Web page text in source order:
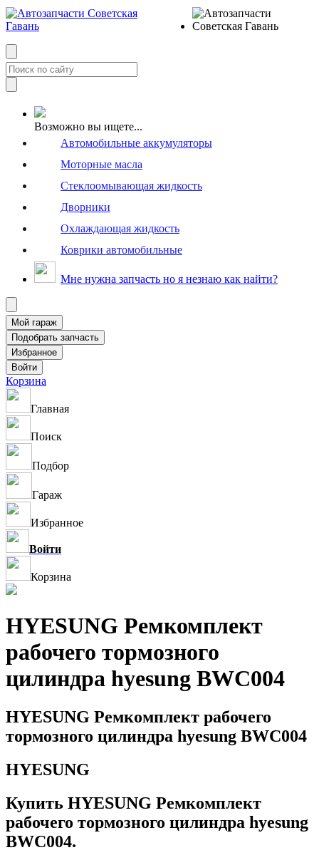
Возможно вы ищете...
Автомобильные аккумуляторы
Моторные масла
Стеклоомывающая жидкость
Дворники
Охлаждающая жидкость
Коврики автомобильные
Мне нужна запчасть но я незнаю как найти?
Корзина
Главная
Поиск
Подбор
Гараж
Избранное
Войти
Корзина
HYESUNG Ремкомплект
рабочего тормозного
цилиндра hyesung BWC004
HYESUNG Ремкомплект рабочего
тормозного цилиндра hyesung BWC004
HYESUNG
Купить HYESUNG Ремкомплект
рабочего тормозного цилиндра hyesung
BWC004.